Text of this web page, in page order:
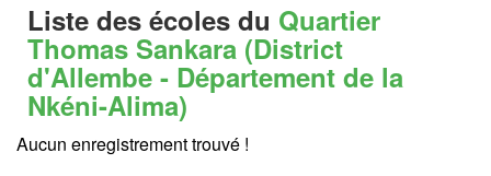
Liste des écoles du Quartier
Thomas Sankara (District
d'Allembe - Département de la
Nkéni-Alima)
Aucun enregistrement trouvé !